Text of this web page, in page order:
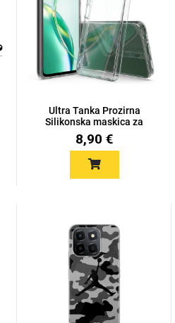
Ultra Tanka Prozirna
Silikonska maskica za
Hon...
8,90 €
Feel Good
Valentinovo
Preklopne maskice